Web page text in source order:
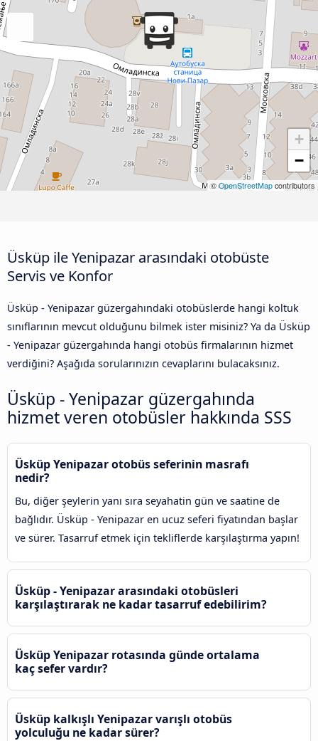
+
−
©OpenStreetMap contributors
Üsküp ile Yenipazar arasındaki otobüste
Servis ve Konfor
Üsküp - Yenipazar güzergahındaki otobüslerde hangi koltuk
sınıflarının mevcut olduğunu bilmek ister misiniz? Ya da Üsküp
- Yenipazar güzergahında hangi otobüs firmalarının hizmet
verdiğini? Aşağıda sorularınızın cevaplarını bulacaksınız.
Üsküp - Yenipazar güzergahında
hizmet veren otobüsler hakkında SSS
Üsküp Yenipazar otobüs seferinin masrafı
nedir?
Bu, diğer şeylerin yanı sıra seyahatin gün ve saatine de
bağlıdır. Üsküp - Yenipazar en ucuz seferi fiyatından başlar
ve sürer. Tasarruf etmek için tekliflerde karşılaştırma yapın!
Üsküp - Yenipazar arasındaki otobüsleri
karşılaştırarak ne kadar tasarruf edebilirim?
Üsküp Yenipazar rotasında günde ortalama
kaç sefer vardır?
Üsküp kalkışlı Yenipazar varışlı otobüs
yolculuğu ne kadar sürer?